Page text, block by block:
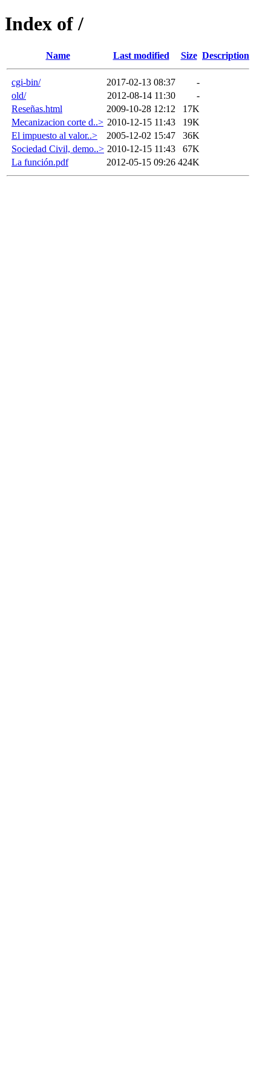
Index of /
Name Last modified Size Description
cgi-bin/ 2017-02-13 08:37
-
old/
2012-08-14 11:30
-
Reseñas.html
2009-10-28 12:12
17K
Mecanizacion corte d..> 2010-12-15 11:43
19K
El impuesto al valor..>
2005-12-02 15:47
36K
Sociedad Civil, demo..> 2010-12-15 11:43
67K
La función.pdf
2012-05-15 09:26 424K